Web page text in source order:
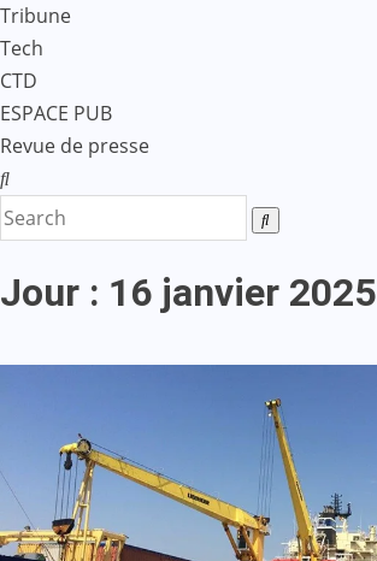
Tribune
Tech
CTD
ESPACE PUB
Revue de presse
Jour : 16 janvier 2025